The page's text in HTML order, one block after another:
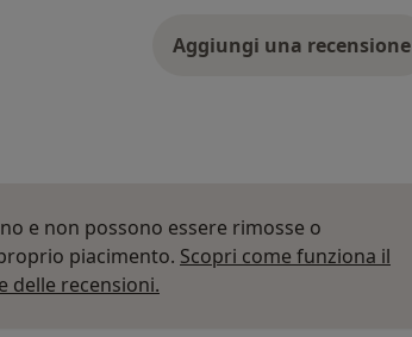
Aggiungi una recensione
e non possono essere rimosse o
piacimento. Scopri come funziona il
delle recensioni.